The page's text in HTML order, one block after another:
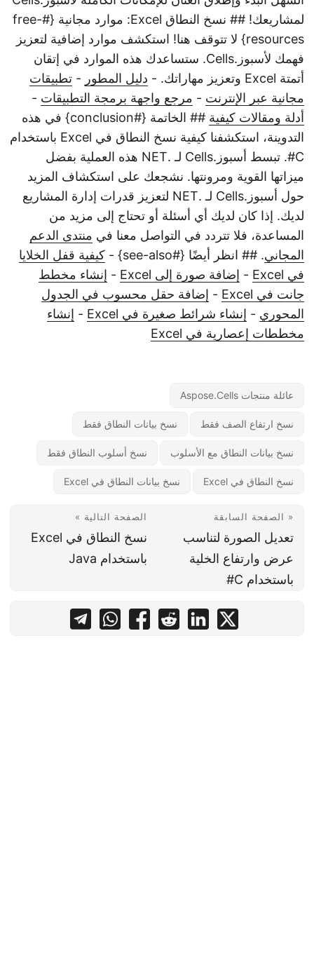
لمشاريعك! ## نسخ النطاق Excel: موارد مجانية {#free-
resources} لا تتوقف هنا! استكشف موارد إضافية لتعزيز
فهمك لأسبوز.Cells. ستساعدك هذه الموارد في إتقان
أتمتة Excel وتعزيز مهاراتك. -
دليل المطور-تطبيقات
مجانية عبر الإنترنت-مرجع واجهة برمجة التطبيقات-
أدلة ومقالات كيفية
## الخاتمة {#conclusion} في هذه
التدوينة، استكشفنا كيفية نسخ النطاق في Excel باستخدام
C#. تبسط أسبوز.Cells لـ .NET هذه العملية بفضل
ميزاتها القوية ومرونتها. نشجعك على استكشاف المزيد
حول أسبوز.Cells لـ .NET لتعزيز قدرات إدارة المشاريع
لديك. إذا كان لديك أي أسئلة أو تحتاج إلى مزيد من
المساعدة، فلا تتردد في التواصل معنا في منتدى الدعم
المجاني. ## انظر أيضًا {#see-also} -
كيفية قفل الخلايا
في Excel
-إضافة صورة إلى Excel -إنشاء مخطط
جانت في Excel
-إضافة حقل محسوب في الجدول
المحوري-إنشاء شرائط صغيرة في Excel -إنشاء
مخططات إعصارية في Excel
عائلة منتجات Aspose.Cells
نسخ ارتفاع الصف فقط نسخ بيانات النطاق فقط
نسخ بيانات النطاق مع الأسلوب نسخ أسلوب النطاق فقط
نسخ النطاق في Excel نسخ بيانات النطاق في Excel
« الصفحة السابقة
تعديل الصورة لتناسب
عرض وارتفاع الخلية
باستخدام C#
الصفحة التالية »
نسخ النطاق في Excel
باستخدام Java